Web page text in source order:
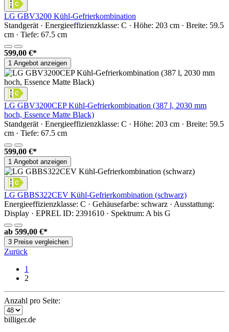
LG GBV3200 Kühl-Gefrierkombination
Standgerät · Energieeffizienzklasse: C · Höhe: 203 cm · Breite: 59.5
cm · Tiefe: 67.5 cm
599,00 €*
1 Angebot anzeigen
LG GBV3200CEP Kühl-Gefrierkombination (387 l, 2030 mm
hoch, Essence Matte Black)
Standgerät · Energieeffizienzklasse: C · Höhe: 203 cm · Breite: 59.5
cm · Tiefe: 67.5 cm
599,00 €*
1 Angebot anzeigen
LG GBBS322CEV Kühl-Gefrierkombination (schwarz)
Energieeffizienzklasse: C · Gehäusefarbe: schwarz · Ausstattung:
Display · EPREL ID: 2391610 · Spektrum: A bis G
ab 599,00 €*
3 Preise vergleichen
Zurück
1
2
Anzahl pro Seite:
billiger.de